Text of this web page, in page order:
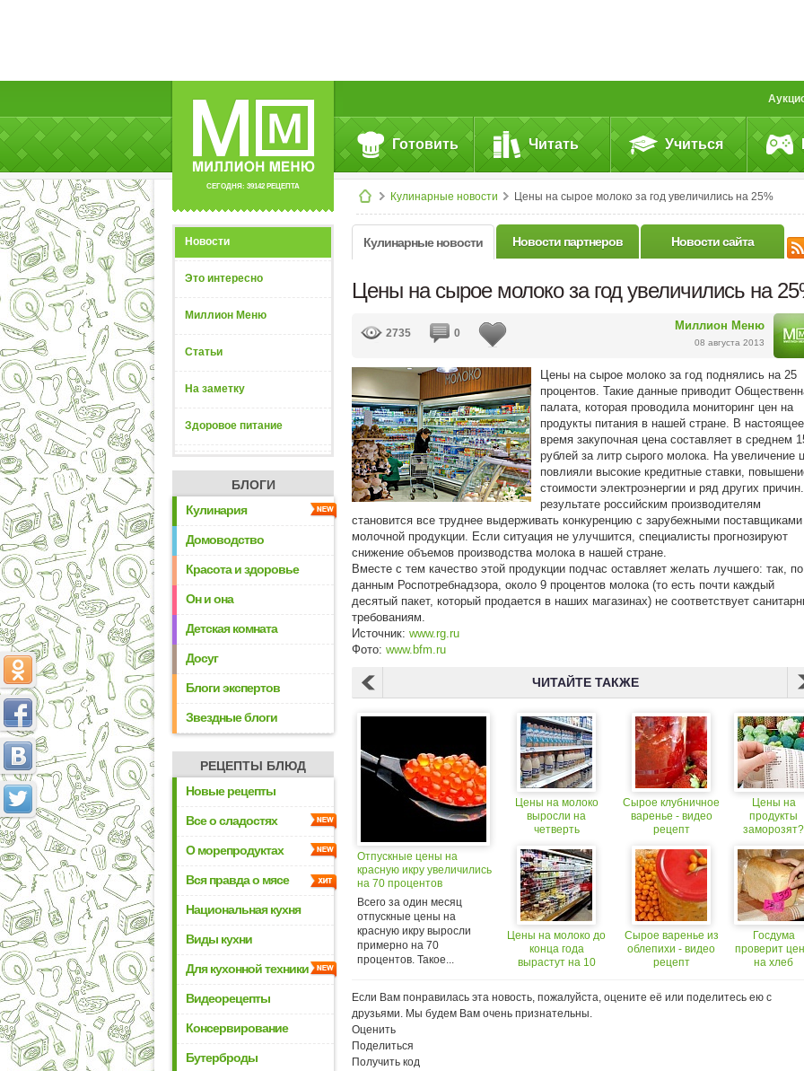
СЕГОДНЯ: 39142 РЕЦЕПТА
Готовить Читать Учиться
Кулинарные новости Цены на сырое молоко за год увеличились на 25%
Новости
Это интересно
Миллион Меню
Статьи
На заметку
Здоровое питание
БЛОГИ
Кулинария
Домоводство
Красота и здоровье
Он и она
Детская комната
Досуг
Блоги экспертов
Звездные блоги
РЕЦЕПТЫ БЛЮД
Новые рецепты
Все о сладостях
О морепродуктах
Вся правда о мясе
Национальная кухня
Виды кухни
Для кухонной техники
Видеорецепты
Консервирование
Бутерброды
Кулинарные новости Новости партнеров Новости сайта
Цены на сырое молоко за год увеличились на
Миллион Меню
08 августа 2013
2735 0
Цены на сырое молоко за год поднялись на 25
процентов. Такие данные приводит
палата, которая проводила мониторинг цен на
продукты питания в нашей стране. В настоящее
время закупочная цена составляет в среднем
рублей за литр сырого молока. На увеличение
повлияли высокие кредитные ставки,
стоимости электроэнергии и ряд других
результате российским производителям
становится все труднее выдерживать конкуренцию с зарубежными поставщиками
молочной продукции. Если ситуация не улучшится, специалисты прогнозируют
снижение объемов производства молока в нашей стране.
Вместе с тем качество этой продукции подчас оставляет желать лучшего: так, по
данным Роспотребнадзора, около 9 процентов молока (то есть почти каждый
десятый пакет, который продается в наших магазинах) не соответствует
требованиям.
Источник: www.rg.ru
Фото: www.bfm.ru
ЧИТАЙТЕ ТАКЖЕ
Отпускные цены на
красную икру увеличились
на 70 процентов
Всего за один месяц
отпускные цены на
красную икру выросли
примерно на 70
процентов. Такое...
Цены на молоко
выросли на
четверть
Цены на молоко до
конца года
вырастут на 10
Сырое клубничное
варенье - видео
рецепт
Сырое варенье из
облепихи - видео
рецепт
Цены на
продукты
заморозят?
Госдума
проверит
на хлеб
Если Вам понравилась эта новость, пожалуйста, оцените её или поделитесь ею с
друзьями. Мы будем Вам очень признательны.
Оценить
Поделиться
Получить код